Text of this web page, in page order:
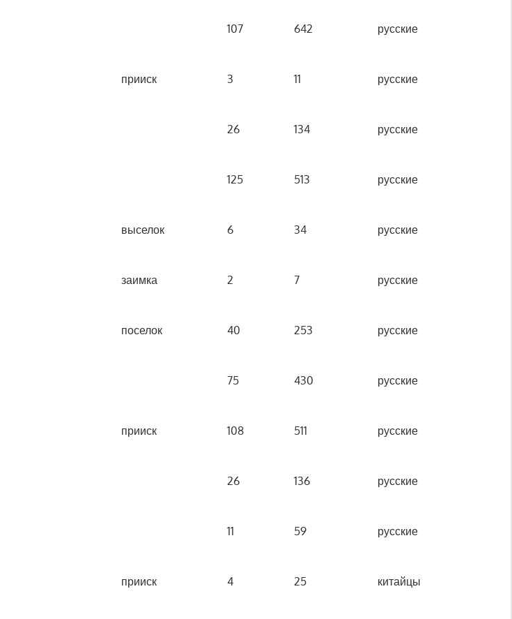
107 642 русские
прииск 3 11 русские
26 134 русские
125 513 русские
выселок 6 34 русские
заимка 2 7 русские
поселок 40 253 русские
75 430 русские
прииск 108 511 русские
26 136 русские
11 59 русские
прииск 4 25 китайцы